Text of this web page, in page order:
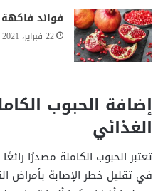
فوائد
22 فبراير، 2021
إضافة الحبوب
الغذائي
تعتبر الحبوب الكاملة مصدرًا
في تقليل خطر الإصابة بأمراض